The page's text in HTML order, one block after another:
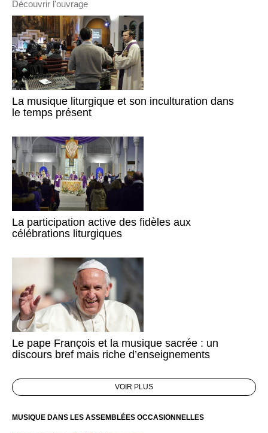
Découvrir l'ouvrage
La musique liturgique et son inculturation dans
le temps présent
La participation active des fidèles aux
célébrations liturgiques
Le pape François et la musique sacrée : un
discours bref mais riche d’enseignements
VOIR PLUS
MUSIQUE DANS LES ASSEMBLÉES OCCASIONNELLES